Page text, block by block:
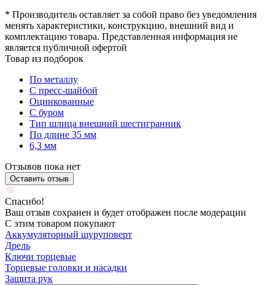
* Производитель оставляет за собой право без уведомления
менять характеристики, конструкцию, внешний вид и
комплектацию товара. Представленная информация не
является публичной офертой
Товар из подборок
По металлу
С пресс-шайбой
Оцинкованные
С буром
Тип шлица внешний шестигранник
По длине 35 мм
6,3 мм
Отзывов пока нет
Оставить отзыв
Спасибо!
Ваш отзыв сохранен и будет отображен после модерации
С этим товаром покупают
Аккумуляторный шуруповерт
Дрель
Ключи торцевые
Торцевые головки и насадки
Защита рук